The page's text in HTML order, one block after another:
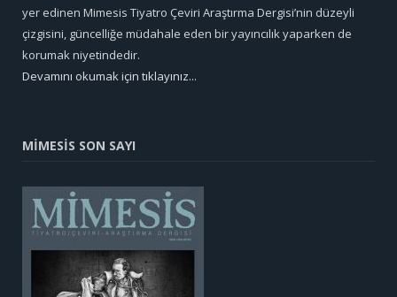
yer edinen Mimesis Tiyatro Çeviri Araştırma Dergisi’nin düzeyli
çizgisini, güncelliğe müdahale eden bir yayıncılık yaparken de
korumak niyetindedir.
Devamını okumak için tıklayınız...
MİMESİS SON SAYI